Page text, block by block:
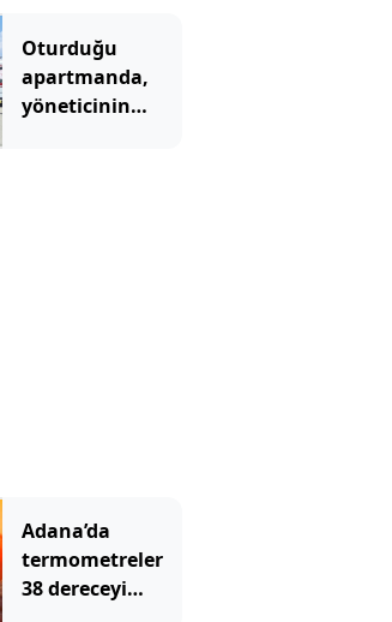
öldü!
Oturduğu
apartmanda,
yöneticinin
Adana’da
termometreler
38 dereceyi